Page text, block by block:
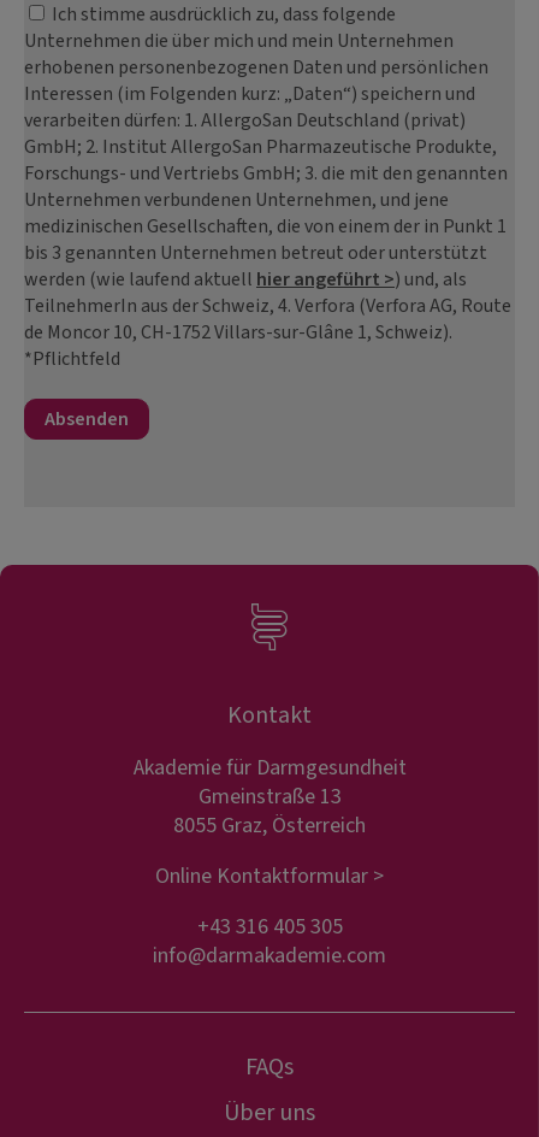
Ich stimme ausdrücklich zu, dass folgende
Unternehmen die über mich und mein Unternehmen
erhobenen personenbezogenen Daten und persönlichen
Interessen (im Folgenden kurz: „Daten“) speichern und
verarbeiten dürfen: 1. AllergoSan Deutschland (privat)
GmbH; 2. Institut AllergoSan Pharmazeutische Produkte,
Forschungs- und Vertriebs GmbH; 3. die mit den genannten
Unternehmen verbundenen Unternehmen, und jene
medizinischen Gesellschaften, die von einem der in Punkt 1
bis 3 genannten Unternehmen betreut oder unterstützt
werden (wie laufend aktuell hier angeführt >) und, als
TeilnehmerIn aus der Schweiz, 4. Verfora (Verfora AG, Route
de Moncor 10, CH-1752 Villars-sur-Glâne 1, Schweiz).
*Pflichtfeld
Kontakt
Akademie für Darmgesundheit
Gmeinstraße 13
8055 Graz, Österreich
Online Kontaktformular >
+43 316 405 305
info@darmakademie.com
FAQs
Über uns